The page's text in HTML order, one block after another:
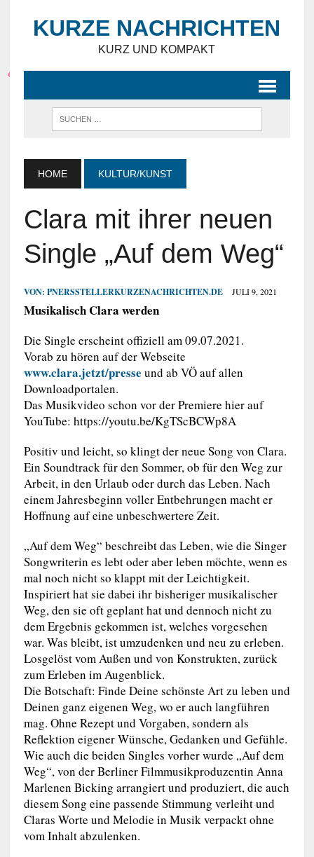
KURZE NACHRICHTEN
KURZ UND KOMPAKT
HOME KULTUR/KUNST
Clara mit ihrer neuen
Single „Auf dem Weg“
VON: PNERSSTELLERKURZENACHRICHTEN.DE JULI 9, 2021
Musikalisch Clara werden
Die Single erscheint offiziell am 09.07.2021.
Vorab zu hören auf der Webseite
www.clara.jetzt/presse und ab VÖ auf allen
Downloadportalen.
Das Musikvideo schon vor der Premiere hier auf
YouTube: https://youtu.be/KgTScBCWp8A
Positiv und leicht, so klingt der neue Song von Clara.
Ein Soundtrack für den Sommer, ob für den Weg zur
Arbeit, in den Urlaub oder durch das Leben. Nach
einem Jahresbeginn voller Entbehrungen macht er
Hoffnung auf eine unbeschwertere Zeit.
„Auf dem Weg“ beschreibt das Leben, wie die Singer
Songwriterin es lebt oder aber leben möchte, wenn es
mal noch nicht so klappt mit der Leichtigkeit.
Inspiriert hat sie dabei ihr bisheriger musikalischer
Weg, den sie oft geplant hat und dennoch nicht zu
dem Ergebnis gekommen ist, welches vorgesehen
war. Was bleibt, ist umzudenken und neu zu erleben.
Losgelöst vom Außen und von Konstrukten, zurück
zum Erleben im Augenblick.
Die Botschaft: Finde Deine schönste Art zu leben und
Deinen ganz eigenen Weg, wo er auch langführen
mag. Ohne Rezept und Vorgaben, sondern als
Reflektion eigener Wünsche, Gedanken und Gefühle.
Wie auch die beiden Singles vorher wurde „Auf dem
Weg“, von der Berliner Filmmusikproduzentin Anna
Marlenen Bicking arrangiert und produziert, die auch
diesem Song eine passende Stimmung verleiht und
Claras Worte und Melodie in Musik verpackt ohne
vom Inhalt abzulenken.